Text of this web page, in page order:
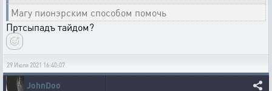
Магу пионэрским способом помочь
Пртсыпадъ тайдом?
29 Июля 2021 16:40:07
JohnDoo